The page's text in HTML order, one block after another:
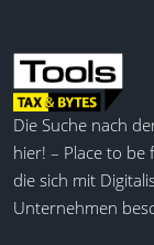
Die Suche nach
hier! – Place to
die sich mit
Unternehmen